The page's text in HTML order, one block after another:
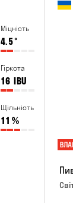
Міцність
4.5°
Гіркота
16 IBU
Щільність
11 %